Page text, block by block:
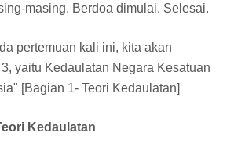
masing. Berdoa dimulai. Selesai.
pertemuan kali ini, kita akan
yaitu Kedaulatan Negara Kesatuan
[Bagian 1- Teori Kedaulatan]
Kedaulatan